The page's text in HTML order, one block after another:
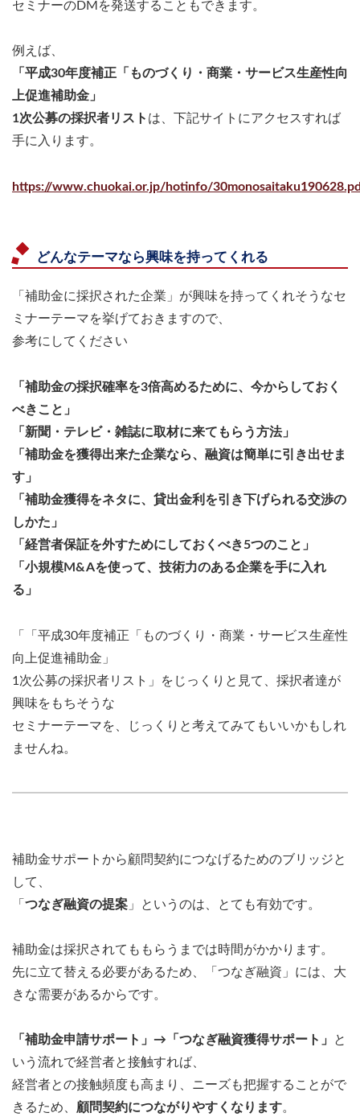
セミナーのDMを発送することもできます。
例えば、
「平成30年度補正「ものづくり・商業・サービス生産性向
上促進補助金」
1次公募の採択者リスト は、下記サイトにアクセスすれば
手に入ります。
https://www.chuokai.or.jp/hotinfo/
どんなテーマなら興味を持ってくれる
「補助金に採択された企業」が興味を持ってくれそうなセ
ミナーテーマを挙げておきますので、
参考にしてください
「補助金の採択確率を3倍高めるために、今からしておく
べきこと」
「新聞・テレビ・雑誌に取材に来てもらう方法」
「補助金を獲得出来た企業なら、融資は簡単に引き出せま
す」
「補助金獲得をネタに、貸出金利を引き下げられる交渉の
しかた」
「経営者保証を外すためにしておくべき5つのこと」
「小規模M&Aを使って、技術力のある企業を手に入れ
る」
「「平成30年度補正「ものづくり・商業・サービス生産性
向上促進補助金」
1次公募の採択者リスト」をじっくりと見て、採択者達が
興味をもちそうな
セミナーテーマを、じっくりと考えてみてもいいかもしれ
ませんね。
補助金サポートから顧問契約につなげるためのブリッジと
して、
「 つなぎ融資の提案 」というのは、とても有効です。
補助金は採択されてももらうまでは時間がかかります。
先に立て替える必要があるため、「つなぎ融資」には、大
きな需要があるからです。
「補助金申請サポート」→「つなぎ融資獲得サポート」
と
いう流れで経営者と接触すれば、
経営者との接触頻度も高まり、ニーズも把握することがで
きるため、 顧問契約につながりやすくなります。